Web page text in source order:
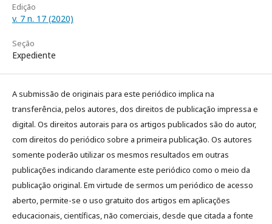
Edição
v. 7 n. 17 (2020)
Seção
Expediente
A submissão de originais para este periódico implica na
transferência, pelos autores, dos direitos de publicação impressa e
digital. Os direitos autorais para os artigos publicados são do autor,
com direitos do periódico sobre a primeira publicação. Os autores
somente poderão utilizar os mesmos resultados em outras
publicações indicando claramente este periódico como o meio da
publicação original. Em virtude de sermos um periódico de acesso
aberto, permite-se o uso gratuito dos artigos em aplicações
educacionais, científicas, não comerciais, desde que citada a fonte